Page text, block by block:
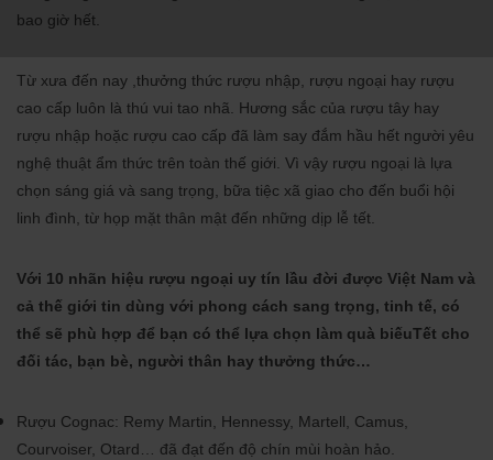
bao giờ hết.
Từ xưa đến nay ,thưởng thức rượu nhập, rượu ngoại hay rượu
cao cấp luôn là thú vui tao nhã. Hương sắc của rượu tây hay
rượu nhập hoặc rượu cao cấp đã làm say đắm hầu hết người yêu
nghệ thuật ẩm thức trên toàn thế giới. Vì vậy rượu ngoại là lựa
chọn sáng giá và sang trọng, bữa tiệc xã giao cho đến buổi hội
linh đình, từ họp mặt thân mật đến những dịp lễ tết.
Với 10 nhãn hiệu rượu ngoại uy tín lầu đời được Việt Nam và
cả thế giới tin dùng với phong cách sang trọng, tinh tế, có
thể sẽ phù hợp để bạn có thể lựa chọn làm quà biếuTết cho
đối tác, bạn bè, người thân hay thưởng thức…
Rượu Cognac: Remy Martin, Hennessy, Martell, Camus,
Courvoiser, Otard… đã đạt đến độ chín mùi hoàn hảo.